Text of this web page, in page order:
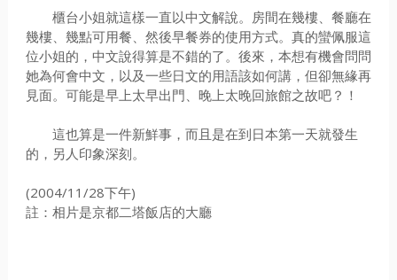
櫃台小姐就這樣一直以中文解說。房間在幾樓、餐廳在
幾樓、幾點可用餐、然後早餐券的使用方式。真的蠻佩服這
位小姐的，中文說得算是不錯的了。後來，本想有機會問問
她為何會中文，以及一些日文的用語該如何講，但卻無緣再
見面。可能是早上太早出門、晚上太晚回旅館之故吧？！
這也算是一件新鮮事，而且是在到日本第一天就發生
的，另人印象深刻。
(2004/11/28下午)
註：相片是京都二塔飯店的大廳